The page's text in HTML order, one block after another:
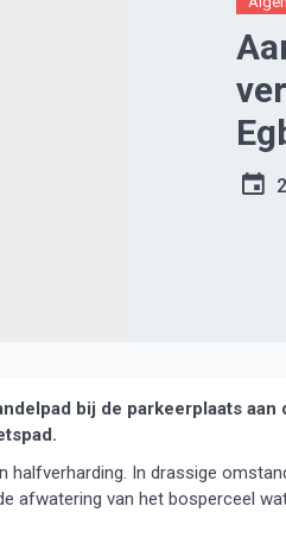
bij de parkeerplaats aan
In drassige
afwatering van het bosperceel